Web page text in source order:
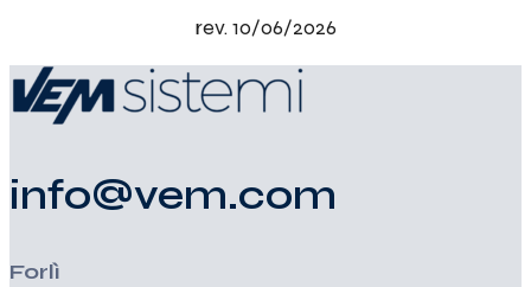
rev. 10/06/2026
info@vem.com
Forlì